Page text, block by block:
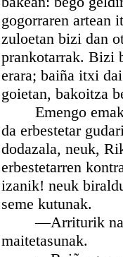
gogorraren artean
zuloetan bizi dan
prankotarrak. Bizi
erara; baiña itxi
goietan, bakoitza
Emengo
da erbestetar
dodazala, neuk,
erbestetarren
izanik! neuk
seme kutunak.
—Arriturik
maitetasunak.